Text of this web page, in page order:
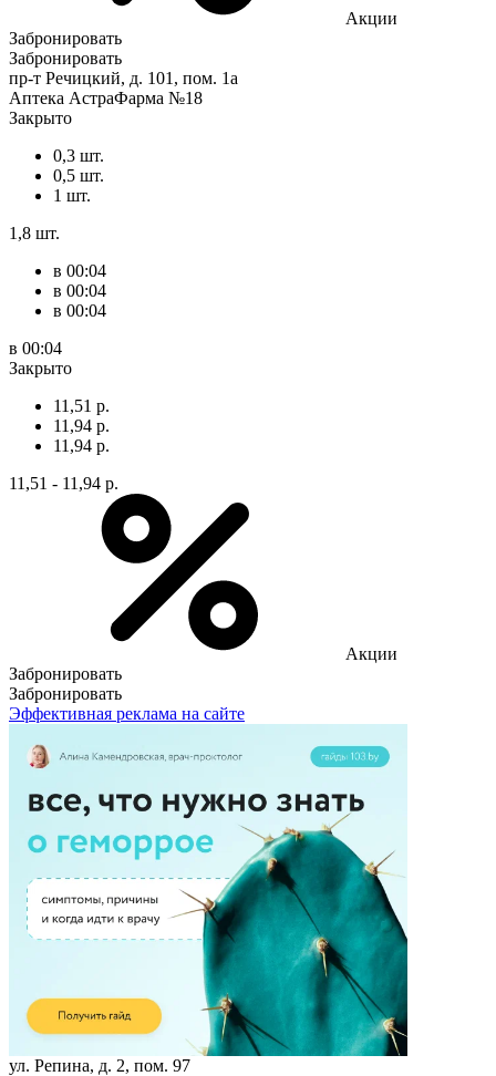
Акции
Забронировать
Забронировать
пр-т Речицкий, д. 101, пом. 1а
Аптека АстраФарма №18
Закрыто
0,3 шт.
0,5 шт.
1 шт.
1,8 шт.
в 00:04
в 00:04
в 00:04
в 00:04
Закрыто
11,51 р.
11,94 р.
11,94 р.
11,51 - 11,94 р.
Акции
Забронировать
Забронировать
Эффективная реклама на сайте
ул. Репина, д. 2, пом. 97